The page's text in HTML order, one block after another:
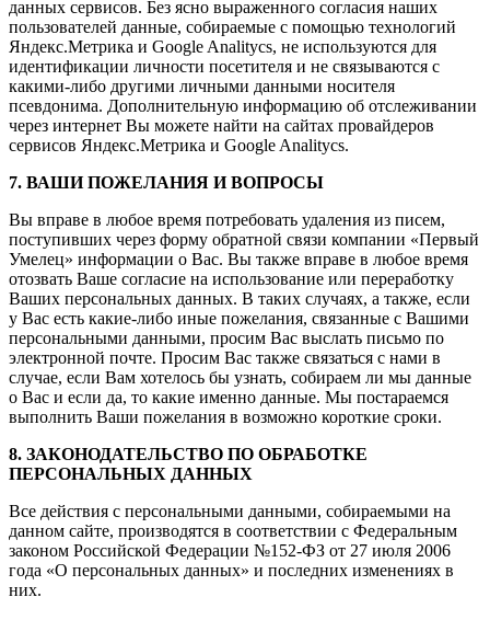
данных сервисов. Без ясно выраженного согласия наших
пользователей данные, собираемые с помощью технологий
Яндекс.Метрика и Google Analitycs, не используются для
идентификации личности посетителя и не связываются с
какими-либо другими личными данными носителя
псевдонима. Дополнительную информацию об отслеживании
через интернет Вы можете найти на сайтах провайдеров
сервисов Яндекс.Метрика и Google Analitycs.
7. ВАШИ ПОЖЕЛАНИЯ И ВОПРОСЫ
Вы вправе в любое время потребовать удаления из писем,
поступивших через форму обратной связи компании «Первый
Умелец» информации о Вас. Вы также вправе в любое время
отозвать Ваше согласие на использование или переработку
Ваших персональных данных. В таких случаях, а также, если
у Вас есть какие-либо иные пожелания, связанные с Вашими
персональными данными, просим Вас выслать письмо по
электронной почте. Просим Вас также связаться с нами в
случае, если Вам хотелось бы узнать, собираем ли мы данные
о Вас и если да, то какие именно данные. Мы постараемся
выполнить Ваши пожелания в возможно короткие сроки.
8. ЗАКОНОДАТЕЛЬСТВО ПО ОБРАБОТКЕ
ПЕРСОНАЛЬНЫХ ДАННЫХ
Все действия с персональными данными, собираемыми на
данном сайте, производятся в соответствии с Федеральным
законом Российской Федерации №152-ФЗ от 27 июля 2006
года «О персональных данных» и последних изменениях в
них.